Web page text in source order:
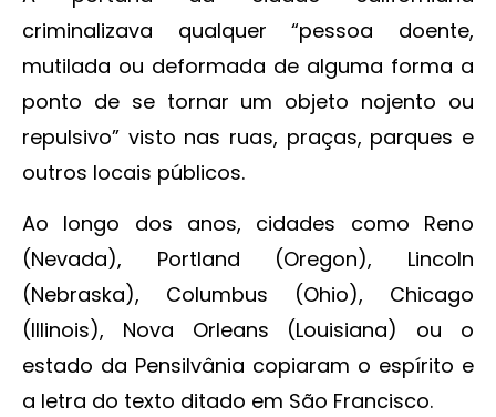
criminalizava qualquer “pessoa doente,
mutilada ou deformada de alguma forma a
ponto de se tornar um objeto nojento ou
repulsivo” visto nas ruas, praças, parques e
outros locais públicos.
Ao longo dos anos, cidades como Reno
(Nevada), Portland (Oregon), Lincoln
(Nebraska), Columbus (Ohio), Chicago
(Illinois), Nova Orleans (Louisiana) ou o
estado da Pensilvânia copiaram o espírito e
a letra do texto ditado em São Francisco.